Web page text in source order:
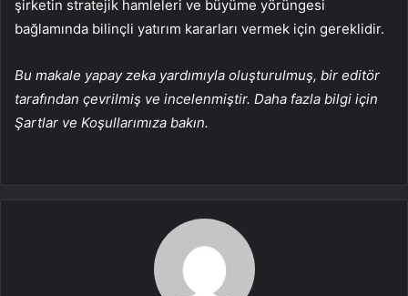
şirketin stratejik hamleleri ve büyüme yörüngesi
bağlamında bilinçli yatırım kararları vermek için gereklidir.
Bu makale yapay zeka yardımıyla oluşturulmuş, bir editör
tarafından çevrilmiş ve incelenmiştir. Daha fazla bilgi için
Şartlar ve Koşullarımıza bakın.